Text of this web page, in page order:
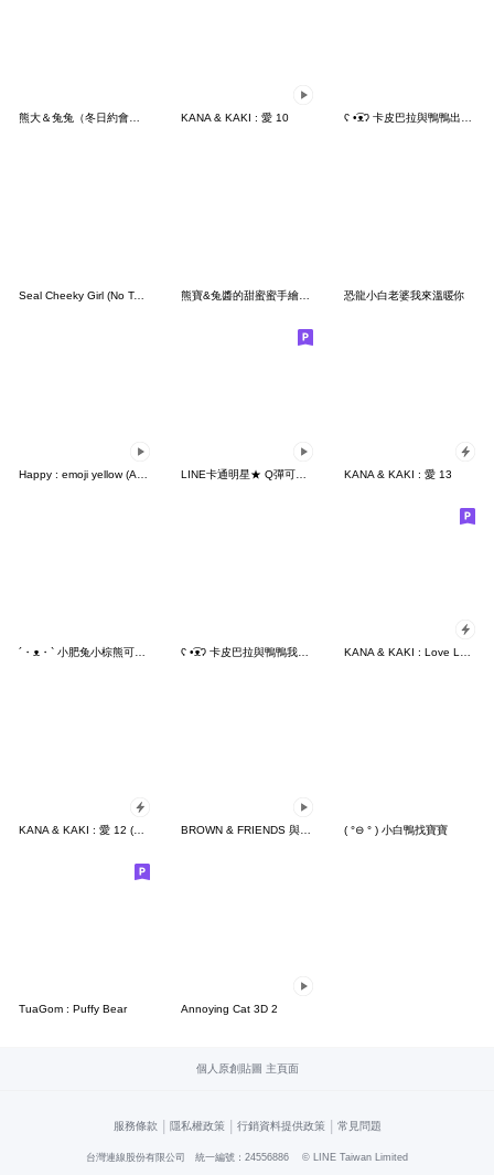
KANA & KAKI : 愛 10
Seal Cheeky Girl (No Text) 熊寶&兔醬的甜蜜蜜手繪生活 恐龍小白老婆我來溫暖你
KANA & KAKI : 愛 13
KANA & KAKI : 愛 12 (POP UP) BROWN & FRIENDS 與 Anzo ( °⊖ ° ) 小白鴨找寶寶
TuaGom : Puffy Bear Annoying Cat 3D 2
個人原創貼圖 主頁面
服務條款 | 隱私權政策 | 行銷資料提供政策 | 常見問題
台灣連線股份有限公司 統一編號：24556886 © LINE Taiwan Limited